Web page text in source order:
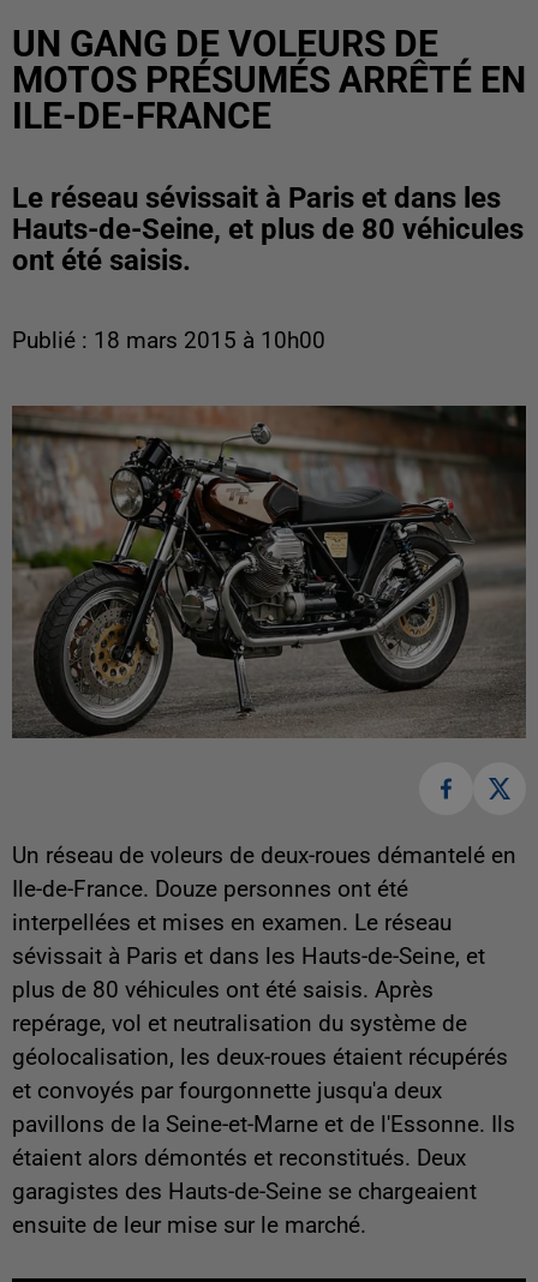
UN GANG DE VOLEURS DE
MOTOS PRÉSUMÉS ARRÊTÉ EN
ILE-DE-FRANCE
Le réseau sévissait à Paris et dans les
Hauts-de-Seine, et plus de 80 véhicules
ont été saisis.
Publié : 18 mars 2015 à 10h00
Un réseau de voleurs de deux-roues démantelé en
Ile-de-France. Douze personnes ont été
interpellées et mises en examen. Le réseau
sévissait à Paris et dans les Hauts-de-Seine, et
plus de 80 véhicules ont été saisis. Après
repérage, vol et neutralisation du système de
géolocalisation, les deux-roues étaient récupérés
et convoyés par fourgonnette jusqu'a deux
pavillons de la Seine-et-Marne et de l'Essonne. Ils
étaient alors démontés et reconstitués. Deux
garagistes des Hauts-de-Seine se chargeaient
ensuite de leur mise sur le marché.